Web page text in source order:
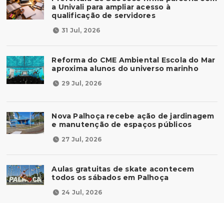
a Univali para ampliar acesso à
qualificação de servidores
31 Jul, 2026
Reforma do CME Ambiental Escola do Mar
aproxima alunos do universo marinho
29 Jul, 2026
Nova Palhoça recebe ação de jardinagem
e manutenção de espaços públicos
27 Jul, 2026
Aulas gratuitas de skate acontecem
todos os sábados em Palhoça
24 Jul, 2026